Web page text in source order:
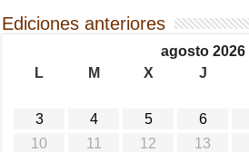
Ediciones anteriores
agosto 2026
L
M X J
3
4 5 6
10
11 12 13